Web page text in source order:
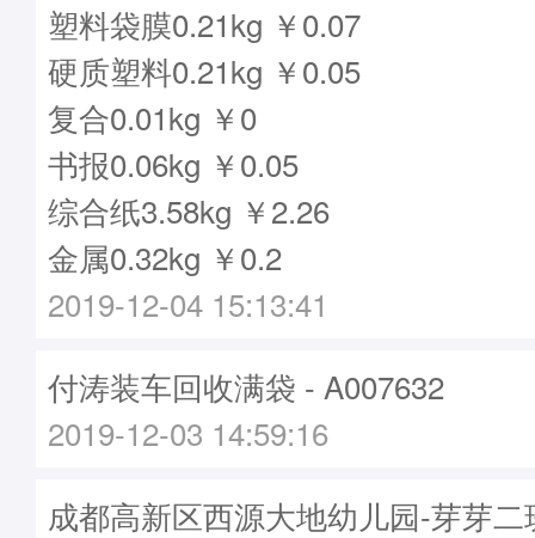
塑料袋膜0.21kg ￥0.07
硬质塑料0.21kg ￥0.05
复合0.01kg ￥0
书报0.06kg ￥0.05
综合纸3.58kg ￥2.26
金属0.32kg ￥0.2
2019-12-04 15:13:41
付涛装车回收满袋 - A007632
2019-12-03 14:59:16
成都高新区西源大地幼儿园-芽芽